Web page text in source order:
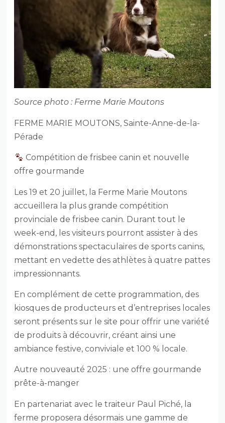
Source photo : Ferme Marie Moutons
FERME MARIE MOUTONS, Sainte-Anne-de-la-
Pérade
Compétition de frisbee canin et nouvelle
offre gourmande
Les 19 et 20 juillet, la Ferme Marie Moutons
accueillera la plus grande compétition
provinciale de frisbee canin. Durant tout le
week-end, les visiteurs pourront assister à des
démonstrations spectaculaires de sports canins,
mettant en vedette des athlètes à quatre pattes
impressionnants.
En complément de cette programmation, des
kiosques de producteurs et d’entreprises locales
seront présents sur le site pour offrir une variété
de produits à découvrir, créant ainsi une
ambiance festive, conviviale et 100 % locale.
Autre nouveauté 2025 : une offre gourmande
prête-à-manger
En partenariat avec le traiteur Paul Piché, la
ferme proposera désormais une gamme de